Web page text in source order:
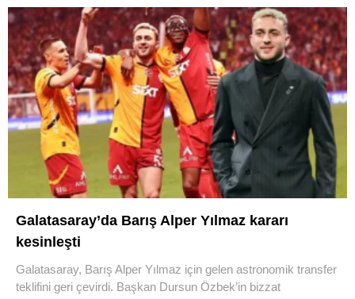
Galatasaray’da Barış Alper Yılmaz kararı
kesinleşti
Galatasaray, Barış Alper Yılmaz için gelen astronomik transfer
teklifini geri çevirdi. Başkan Dursun Özbek’in bizzat